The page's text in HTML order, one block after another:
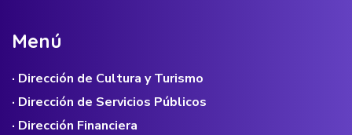
Menú
· Dirección de Cultura y Turismo
· Dirección de Servicios Públicos
· Dirección Financiera